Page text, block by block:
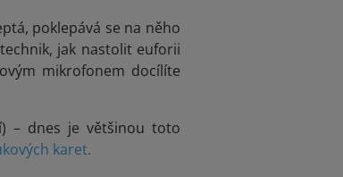
poklepává se na něho
jak nastolit euforii
mikrofonem docílíte
– dnes je většinou toto
karet.